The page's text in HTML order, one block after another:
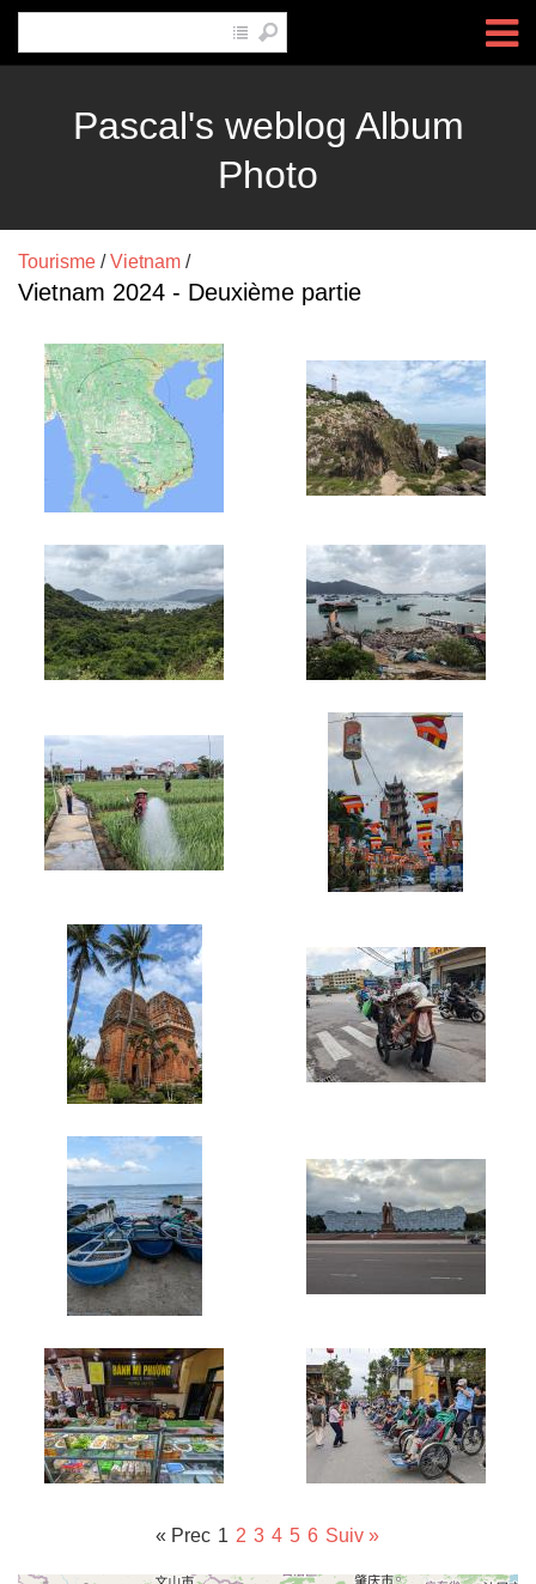
Pascal's weblog Album
Photo
Tourisme /Vietnam /
Vietnam 2024 - Deuxième partie
« Prec 1 2 3 4 5 6 Suiv »